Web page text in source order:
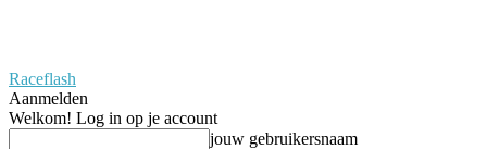
Raceflash
Aanmelden
Welkom! Log in op je account
jouw gebruikersnaam